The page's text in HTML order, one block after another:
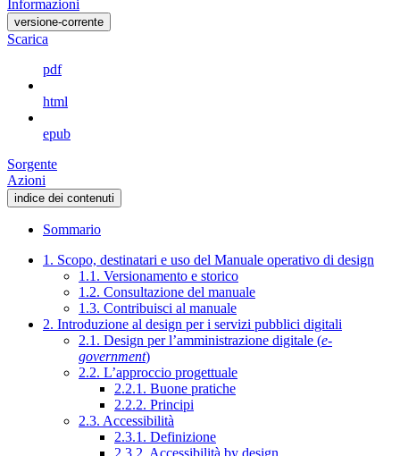
Informazioni
versione-corrente
Scarica
pdf
html
epub
Sorgente
Azioni
indice dei contenuti
Sommario
1. Scopo, destinatari e uso del Manuale operativo di design
1.1. Versionamento e storico
1.2. Consultazione del manuale
1.3. Contribuisci al manuale
2. Introduzione al design per i servizi pubblici digitali
2.1. Design per l’amministrazione digitale (e-
government)
2.2. L’approccio progettuale
2.2.1. Buone pratiche
2.2.2. Principi
2.3. Accessibilità
2.3.1. Definizione
2.3.2. Accessibilità by design